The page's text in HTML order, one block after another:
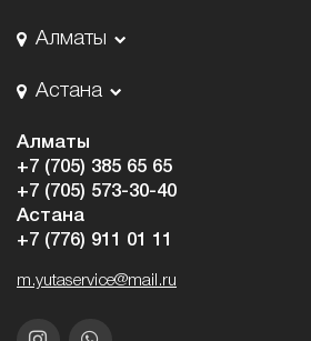
Алматы
Астана
Алматы
+7 (705) 385 65 65
+7 (705) 573-30-40
Астана
+7 (776) 911 01 11
m.yutaservice@mail.ru